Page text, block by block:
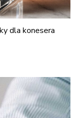
dla konesera